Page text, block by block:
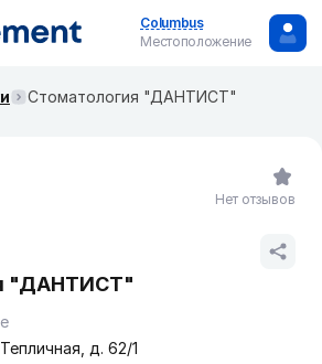
Columbus
Местоположение
Стоматология "ДАНТИСТ"
"ДАНТИСТ"
д. 62/1
Нет отзывов